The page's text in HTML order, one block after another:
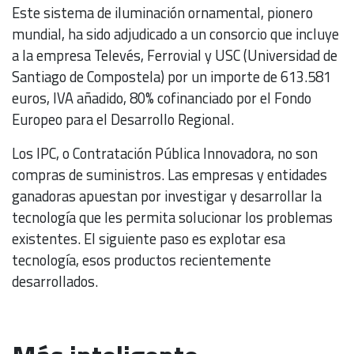
Este sistema de iluminación ornamental, pionero
mundial, ha sido adjudicado a un consorcio que incluye
a la empresa Televés, Ferrovial y USC (Universidad de
Santiago de Compostela) por un importe de 613.581
euros, IVA añadido, 80% cofinanciado por el Fondo
Europeo para el Desarrollo Regional.
Los IPC, o Contratación Pública Innovadora, no son
compras de suministros. Las empresas y entidades
ganadoras apuestan por investigar y desarrollar la
tecnología que les permita solucionar los problemas
existentes. El siguiente paso es explotar esa
tecnología, esos productos recientemente
desarrollados.